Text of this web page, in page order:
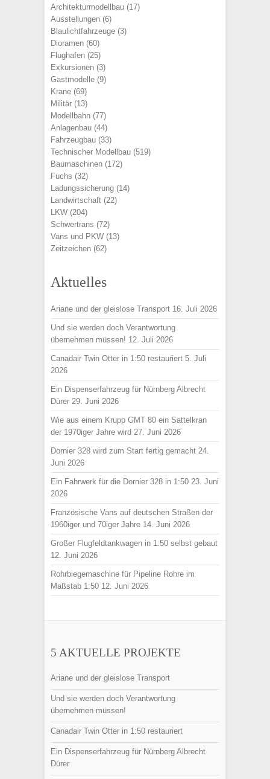
Architekturmodellbau (17)
Ausstellungen (6)
Blaulichtfahrzeuge (3)
Dioramen (60)
Flughafen (25)
Exkursionen (3)
Gastmodelle (9)
Krane (69)
Militär (13)
Modellbahn (77)
Anlagenbau (44)
Fahrzeugbau (33)
Technischer Modellbau (519)
Baumaschinen (172)
Fuchs (32)
Ladungssicherung (14)
Landwirtschaft (22)
LKW (204)
Schwertrans (72)
Vans und PKW (13)
Zeitzeichen (62)
Aktuelles
Ariane und der gleislose Transport 16. Juli 2026
Und sie werden doch Verantwortung
übernehmen müssen! 12. Juli 2026
Canadair Twin Otter in 1:50 restauriert 5. Juli
2026
Ein Dispenserfahrzeug für Nürnberg Albrecht
Dürer 29. Juni 2026
Wie aus einem Krupp GMT 80 ein Sattelkran
der 1970iger Jahre wird 27. Juni 2026
Dornier 328 wird zum Start fertig gemacht 24.
Juni 2026
Ein Fahrwerk für die Dornier 328 in 1:50 23. Juni
2026
Französische Vans auf deutschen Straßen der
1960iger und 70iger Jahre 14. Juni 2026
Großer Flugfeldtankwagen in 1:50 selbst gebaut
12. Juni 2026
Rohrbiegemaschine für Pipeline Rohre im
Maßstab 1:50 12. Juni 2026
5 AKTUELLE PROJEKTE
Ariane und der gleislose Transport
Und sie werden doch Verantwortung
übernehmen müssen!
Canadair Twin Otter in 1:50 restauriert
Ein Dispenserfahrzeug für Nürnberg Albrecht
Dürer